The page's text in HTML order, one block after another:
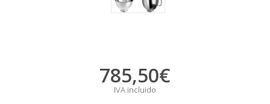
785,50€
IVA incluido